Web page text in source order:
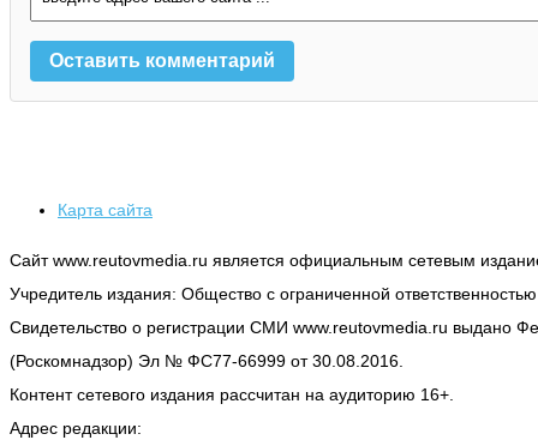
Карта сайта
Сайт www.reutovmedia.ru является официальным сетевым
Учредитель издания: Общество с ограниченной
Свидетельство о регистрации СМИ www.reutovmedia.ru выдано
(Роскомнадзор) Эл № ФС77-66999 от 30.08.2016.
Контент сетевого издания рассчитан на аудиторию 16+.
Адрес редакции: